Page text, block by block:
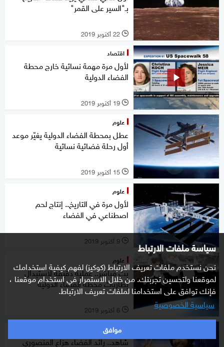
سياسة ملفات الارتباط
نحن نستخدم ملفات تعريف الارتباط (كوكيز) لفهم كيفية استخدامك
لموقعنا ولتحسين تجربتك. من خلال الاستمرار في استخدام موقعنا ،
فإنك توافق على استخدامنا لملفات تعريف الارتباط.
سياسية الخصوصية
موافق
بـ"السير على القمر"
l 22 أكتوبر 2019
اقتصاد
لأول مرة مهمة نسائية خارج محطة
الفضاء الدولية
l 19 أكتوبر 2019
علوم
عطل بمحطة الفضاء الدولية يغيّر موعد
أول رحلة فضائية نسائية
l 15 أكتوبر 2019
علوم
لأول مرة في التاريخ.. إنتاج لحم
اصطناعي في الفضاء
l 9 أكتوبر 2019
علوم
بث مباشر.. عملية دقيقة لاستبدال
بطاريات محطة الفضاء الدولية
l 6 أكتوبر 2019
علوم
شاهد.. رائد الفضاء هزاع المنصوري